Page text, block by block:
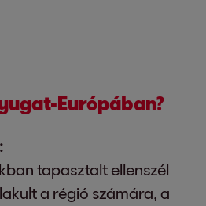
Európában?
tapasztalt ellenszél
a régió számára, a